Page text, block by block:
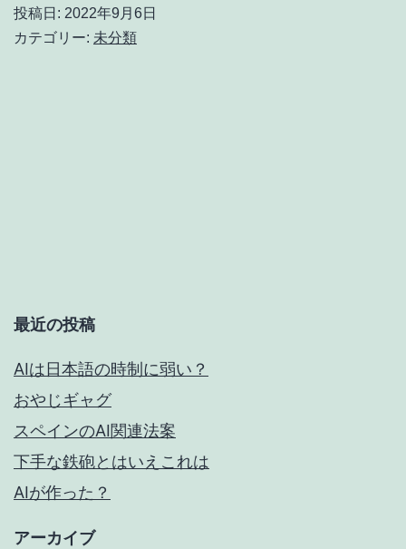
投稿日: 2022年9月6日
カテゴリー: 未分類
最近の投稿
AIは日本語の時制に弱い？
おやじギャグ
スペインのAI関連法案
下手な鉄砲とはいえこれは
AIが作った？
アーカイブ